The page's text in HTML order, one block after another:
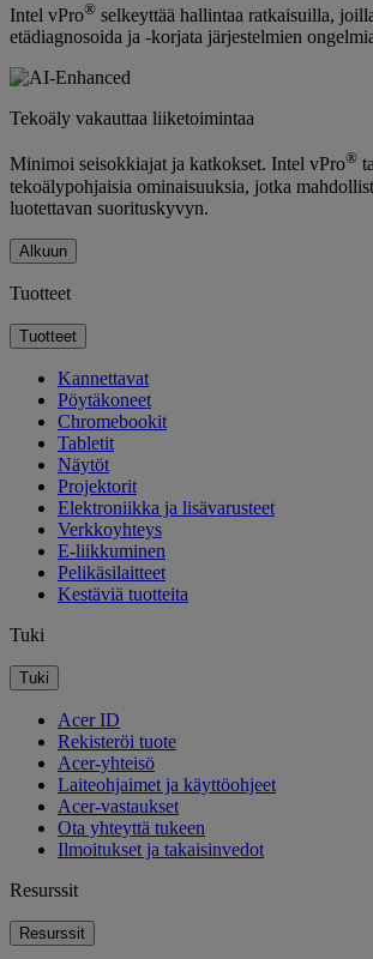
Intel vPro® selkeyttää hallintaa ratkaisuilla,
etädiagnosoida ja -korjata järjestelmien
Tekoäly vakauttaa liiketoimintaa
Minimoi seisokkiajat ja katkokset. Intel vPro®
tekoälypohjaisia ominaisuuksia, jotka
luotettavan suorituskyvyn.
Alkuun
Tuotteet
Tuotteet
Kannettavat
Pöytäkoneet
Chromebookit
Tabletit
Näytöt
Projektorit
Elektroniikka ja lisävarusteet
Verkkoyhteys
E-liikkuminen
Pelikäsilaitteet
Kestäviä tuotteita
Tuki
Tuki
Acer ID
Rekisteröi tuote
Acer-yhteisö
Laiteohjaimet ja käyttöohjeet
Acer-vastaukset
Ota yhteyttä tukeen
Ilmoitukset ja takaisinvedot
Resurssit
Resurssit